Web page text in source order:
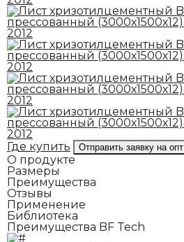
Где купить Отправить заявку на опт
О продукте
Размеры
Преимущества
Отзывы
Применение
Библиотека
Преимущества BF Tech